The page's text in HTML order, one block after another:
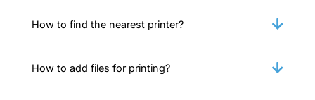
How to find the nearest printer?
How to add files for printing?